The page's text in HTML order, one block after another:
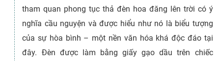
tham quan phong tục thả đèn hoa đăng lên trời có ý
nghĩa cầu nguyện và được hiểu như nó là biểu tượng
của sự hòa bình – một nền văn hóa khá độc đáo tại
đây. Đèn được làm bằng giấy gạo dầu trên chiếc